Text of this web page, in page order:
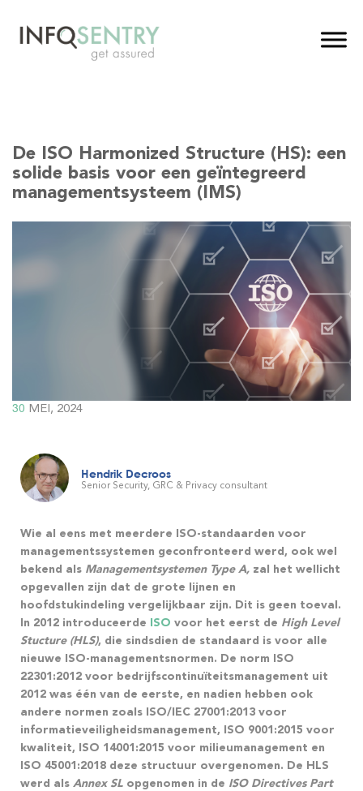
De ISO Harmonized Structure (HS): een
solide basis voor een geïntegreerd
managementsysteem (IMS)
30 MEI, 2024
Hendrik Decroos
Senior Security, GRC & Privacy consultant
Wie al eens met meerdere ISO-standaarden voor
managementssystemen geconfronteerd werd, ook wel
bekend als Managementsystemen Type A, zal het wellicht
opgevallen zijn dat de grote lijnen en
hoofdstukindeling vergelijkbaar zijn. Dit is geen toeval.
In 2012 introduceerde
ISO voor het eerst de High Level
Stucture (HLS), die sindsdien de standaard is voor alle
nieuwe ISO-managementsnormen. De norm ISO
22301:2012 voor bedrijfscontinuïteitsmanagement uit
2012 was één van de eerste, en nadien hebben ook
andere normen zoals ISO/IEC 27001:2013 voor
informatieveiligheidsmanagement, ISO 9001:2015 voor
kwaliteit, ISO 14001:2015 voor milieumanagement en
ISO 45001:2018 deze structuur overgenomen. De HLS
werd als Annex SL opgenomen in de ISO Directives Part